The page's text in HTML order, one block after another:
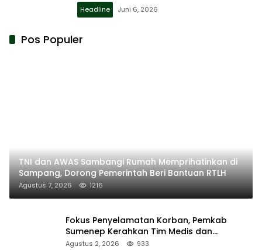
Headline Juni 6, 2026
Pos Populer
TNI dan AWAS Sambangi Rumah Memprihatinkan di
Sampang, Dorong Pemerintah Beri Bantuan RTLH
Agustus 7, 2026 1216
Fokus Penyelamatan Korban, Pemkab
Sumenep Kerahkan Tim Medis dan
Ambulans ke Pelabuhan Kalianget
Agustus 2, 2026 933